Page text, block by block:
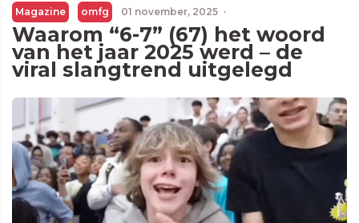
Magazine omfg 01 november, 2025 ·
Waarom “6-7” (67) het woord
van het jaar 2025 werd – de
viral slangtrend uitgelegd